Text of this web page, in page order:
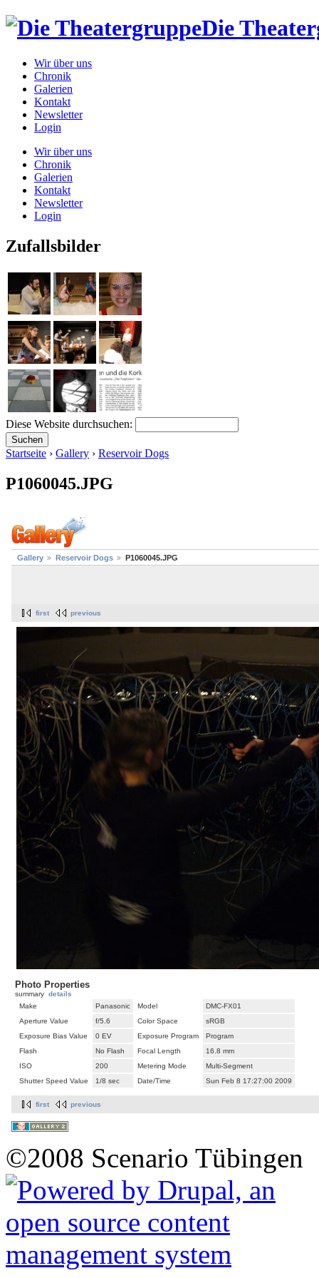
Die
Wir über uns
Chronik
Galerien
Kontakt
Newsletter
Login
Wir über uns
Chronik
Galerien
Kontakt
Newsletter
Login
Zufallsbilder
Diese Website durchsuchen:
Startseite › Gallery › Reservoir Dogs
P1060045.JPG
Gallery Reservoir Dogs P1060045.JPG
first previous
Photo Properties
summary details
Make
Panasonic Model
DMC-FX01
Aperture Value
f/5.6 Color Space
sRGB
Exposure Bias Value
0 EV Exposure Program
Program
Flash
No Flash Focal Length
16.8 mm
ISO
200 Metering Mode
Multi-Segment
Shutter Speed Value
1/8 sec Date/Time Sun Feb 8 17:27:00 2009
first previous
©2008 Scenario Tübingen